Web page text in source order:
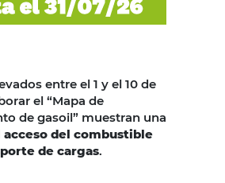
entre el 1 y el 10 de
el “Mapa de
de gasoil” muestran una
acceso del combustible
de cargas.